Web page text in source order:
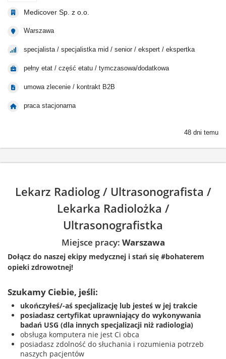
Medicover Sp. z o.o.
Warszawa
specjalista / specjalistka mid / senior / ekspert / ekspertka
pełny etat / część etatu / tymczasowa/dodatkowa
umowa zlecenie / kontrakt B2B
praca stacjonarna
48 dni temu
Lekarz Radiolog / Ultrasonografista /
Lekarka Radiolożka /
Ultrasonografistka
Miejsce pracy: Warszawa
Dołącz do naszej ekipy medycznej i stań się #bohaterem
opieki zdrowotnej!
Szukamy Ciebie, jeśli​:
ukończyłeś/-aś specjalizację lub jesteś w jej trakcie
posiadasz certyfikat uprawniający do wykonywania
badań USG (dla innych specjalizacji niż radiologia)
obsługa komputera nie jest Ci obca
posiadasz zdolność do słuchania i rozumienia potrzeb
naszych pacjentów